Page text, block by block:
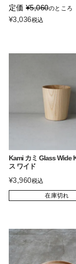
定価 ¥5,060のところ
¥3,036税込
Kami カミ Glass Wide
ス ワイド
¥3,960税込
在庫切れ